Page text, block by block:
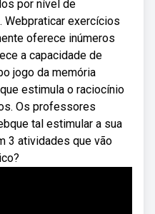
por nível de
Webpraticar exercícios
oferece inúmeros
a capacidade de
jogo da memória
estimula o raciocínio
Os professores
tal estimular a sua
3 atividades que vão